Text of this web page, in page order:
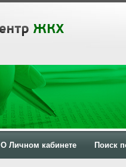
О Личном кабинете Поиск